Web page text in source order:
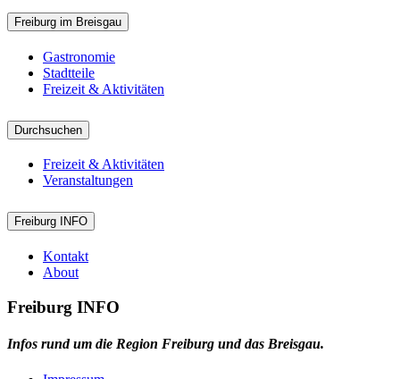
Freiburg im Breisgau
Gastronomie
Stadtteile
Freizeit & Aktivitäten
Durchsuchen
Freizeit & Aktivitäten
Veranstaltungen
Freiburg INFO
Kontakt
About
Freiburg INFO
Infos rund um die Region Freiburg und das Breisgau.